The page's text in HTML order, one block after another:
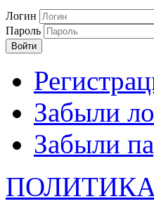
Логин
Пароль
Войти
Забыли
Забыли